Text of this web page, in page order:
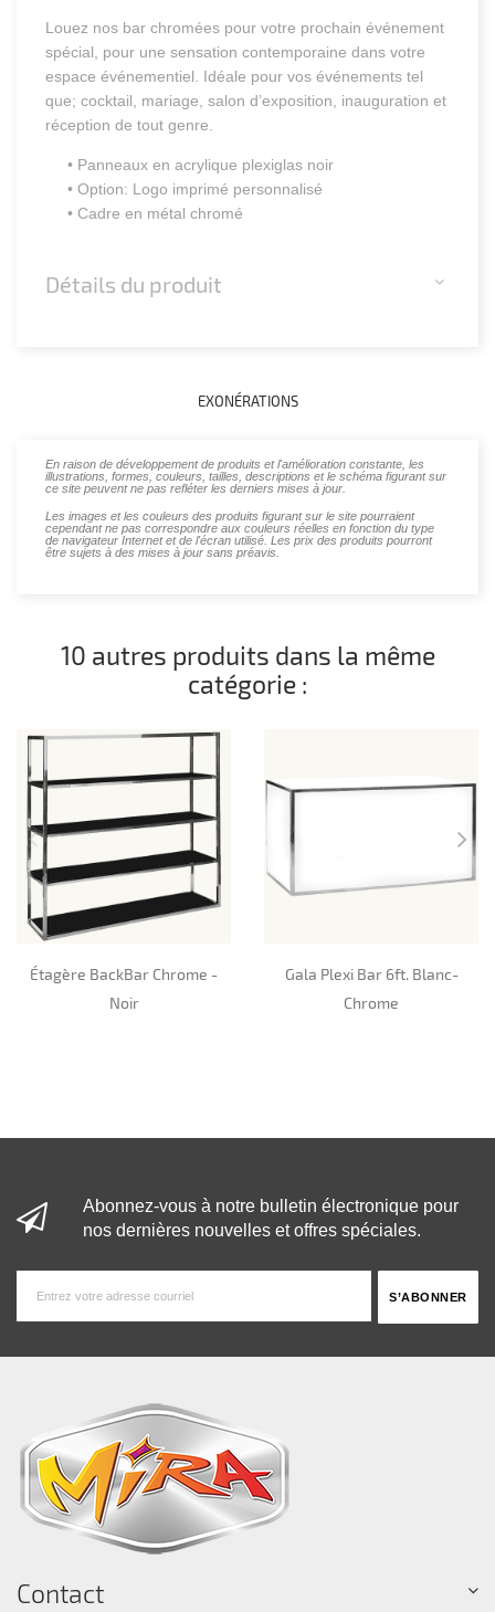
Louez nos bar chromées pour votre prochain événement
spécial, pour une sensation contemporaine dans votre
espace événementiel. Idéale pour vos événements tel
que; cocktail, mariage, salon d’exposition, inauguration et
réception de tout genre.
• Panneaux en acrylique plexiglas noir
• Option: Logo imprimé personnalisé
• Cadre en métal chromé
Détails du produit
EXONÉRATIONS
En raison de développement de produits et l'amélioration constante, les
illustrations, formes, couleurs, tailles, descriptions et le schéma figurant sur
ce site peuvent ne pas refléter les derniers mises à jour.
Les images et les couleurs des produits figurant sur le site pourraient
cependant ne pas correspondre aux couleurs réelles en fonction du type
de navigateur Internet et de l'écran utilisé. Les prix des produits pourront
être sujets à des mises à jour sans préavis.
10 autres produits dans la même
catégorie :
Étagère BackBar Chrome -
Noir
Gala Plexi Bar 6ft. Blanc-
Chrome
Abonnez-vous à notre bulletin électronique pour
nos dernières nouvelles et offres spéciales.
Contact